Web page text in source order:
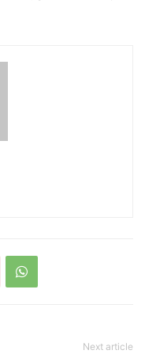
Next article